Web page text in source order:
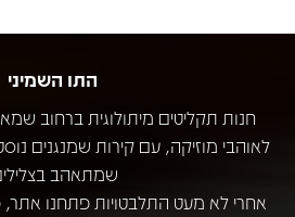
התו השמיני
לאוהבי מוזיקה, עם קירות שמנגנים
שמתאהב
אחרי לא מעט התלבטויות פתחנו אתר,